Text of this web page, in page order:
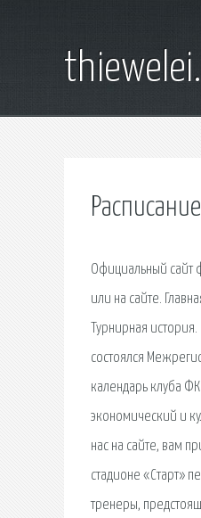
Официальный сайт
или на сайте.
Турнирная
состоялся
календарь клуба
экономический и
нас на сайте, вам
стадионе «Старт»
тренеры,